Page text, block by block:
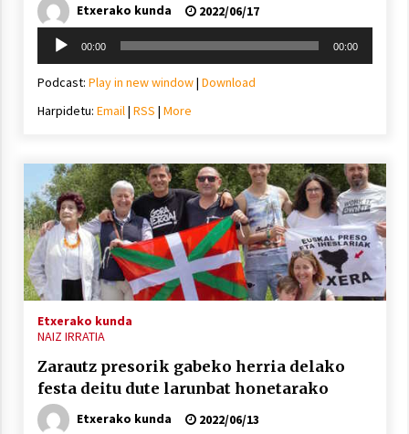
Arrosaren laburpen bideoa Hamaika
Telebistaren eskutik
2021/06/30
Etxerako kunda
2022/06/17
Soinu
erreproduzigailua
00:00 00:00
Podcast: Play in new window| Download
Harpidetu: Email| RSS | More
Etxerako kunda
NAIZ IRRATIA
Zarautz presorik gabeko herria delako
festa deitu dute larunbat honetarako
Etxerako kunda
2022/06/13